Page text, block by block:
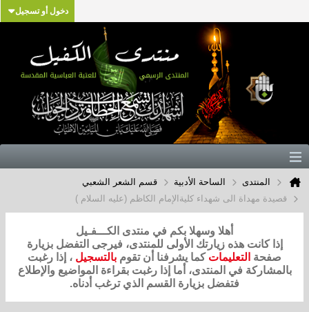
دخول أو تسجيل
المنتدى الساحة الأدبية
قسم الشعر الشعبي
قصيدة مهداة الى شهداء كليةالإمام الكاظم (عليه السلام )
أهلا وسهلا بكم في منتدى الكـــفـيل
إذا كانت هذه زيارتك الأولى للمنتدى، فيرجى التفضل بزيارة
صفحة التعليمات كما يشرفنا أن تقوم بالتسجيل ، إذا رغبت
بالمشاركة في المنتدى، أما إذا رغبت بقراءة المواضيع والإطلاع
فتفضل بزيارة القسم الذي ترغب أدناه.